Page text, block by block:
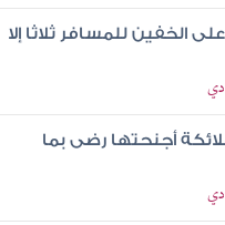
للمسافر ثلاثا إلا
أجنحتها رضى بما